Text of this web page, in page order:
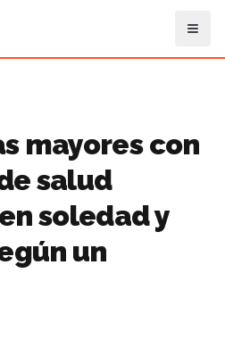
mayores con
salud
soledad y
un